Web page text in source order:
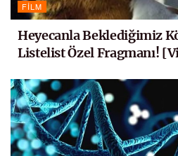
FILM
Heyecanla Beklediğimiz
Listelist Özel Fragmanı!